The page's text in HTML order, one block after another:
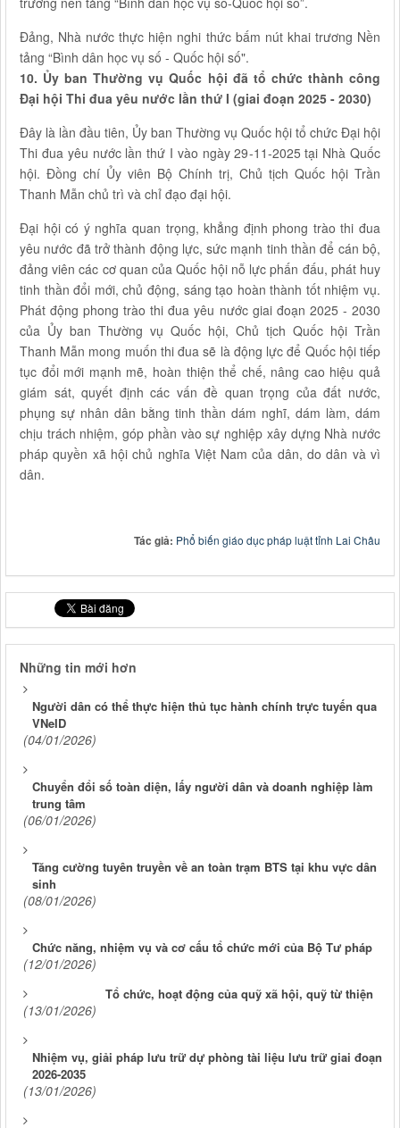
Đảng, Nhà nước thực hiện nghi thức bấm nút khai trương Nền
tảng “Bình dân học vụ số - Quốc hội số".
10. Ủy ban Thường vụ Quốc hội đã tổ chức thành công
Đại hội Thi đua yêu nước lần thứ I (giai đoạn 2025 - 2030)
Đây là lần đầu tiên, Ủy ban Thường vụ Quốc hội tổ chức Đại hội
Thi đua yêu nước lần thứ I vào ngày 29-11-2025 tại Nhà Quốc
hội. Đồng chí Ủy viên Bộ Chính trị, Chủ tịch Quốc hội Trần
Thanh Mẫn chủ trì và chỉ đạo đại hội.
Đại hội có ý nghĩa quan trọng, khẳng định phong trào thi đua
yêu nước đã trở thành động lực, sức mạnh tinh thần để cán bộ,
đảng viên các cơ quan của Quốc hội nỗ lực phấn đấu, phát huy
tinh thần đổi mới, chủ động, sáng tạo hoàn thành tốt nhiệm vụ.
Phát động phong trào thi đua yêu nước giai đoạn 2025 - 2030
của Ủy ban Thường vụ Quốc hội, Chủ tịch Quốc hội Trần
Thanh Mẫn mong muốn thi đua sẽ là động lực để Quốc hội tiếp
tục đổi mới mạnh mẽ, hoàn thiện thể chế, nâng cao hiệu quả
giám sát, quyết định các vấn đề quan trọng của đất nước,
phụng sự nhân dân bằng tinh thần dám nghĩ, dám làm, dám
chịu trách nhiệm, góp phần vào sự nghiệp xây dựng Nhà nước
pháp quyền xã hội chủ nghĩa Việt Nam của dân, do dân và vì
dân.
Tác giả: Phổ biến giáo dục pháp luật tỉnh Lai Châu
Những tin mới hơn
Người dân có thể thực hiện thủ tục hành chính trực tuyến qua
VNeID
(04/01/2026)
Chuyển đổi số toàn diện, lấy người dân và doanh nghiệp làm
trung tâm
(06/01/2026)
Tăng cường tuyên truyền về an toàn trạm BTS tại khu vực dân
sinh
(08/01/2026)
Chức năng, nhiệm vụ và cơ cấu tổ chức mới của Bộ Tư pháp
(12/01/2026)
Tổ chức, hoạt động của quỹ xã hội, quỹ từ thiện
(13/01/2026)
Nhiệm vụ, giải pháp lưu trữ dự phòng tài liệu lưu trữ giai đoạn
2026-2035
(13/01/2026)